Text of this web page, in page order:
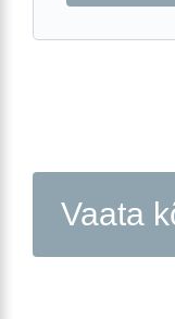
Vaata